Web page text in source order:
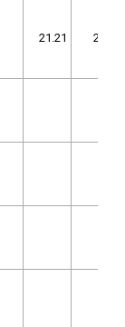
21.21 24,4